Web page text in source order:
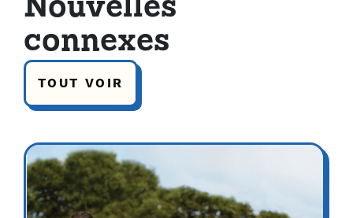
Nouvelles
connexes
TOUT VOIR